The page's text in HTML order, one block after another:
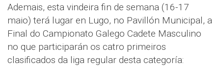
Ademais, esta vindeira fin de semana (16-17
maio) terá lugar en Lugo, no Pavillón Municipal, a
Final do Campionato Galego Cadete Masculino
no que participarán os catro primeiros
clasificados da liga regular desta categoría: